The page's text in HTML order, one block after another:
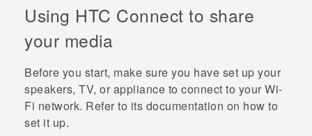
VIVERSE
ỨNG DỤNG
HỖ TRỢ
Using HTC Connect to share
your media
Before you start, make sure you have set up your
speakers, TV, or appliance to connect to your Wi‍-
Fi network. Refer to its documentation on how to
set it up.